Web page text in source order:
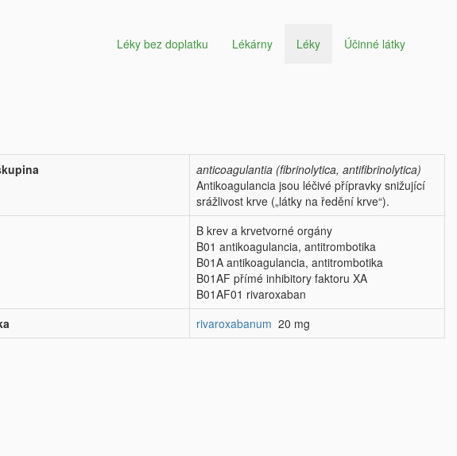
Léky bez doplatku Lékárny Léky Účinné látky
anticoagulantia (fibrinolytica, antifibrinolytica)
Antikoagulancia jsou léčivé přípravky snižující
srážlivost krve („látky na ředění krve“).
B krev a krvetvorné orgány
B01 antikoagulancia, antitrombotika
B01A antikoagulancia, antitrombotika
B01AF přímé inhibitory faktoru XA
B01AF01 rivaroxaban
rivaroxabanum 20 mg